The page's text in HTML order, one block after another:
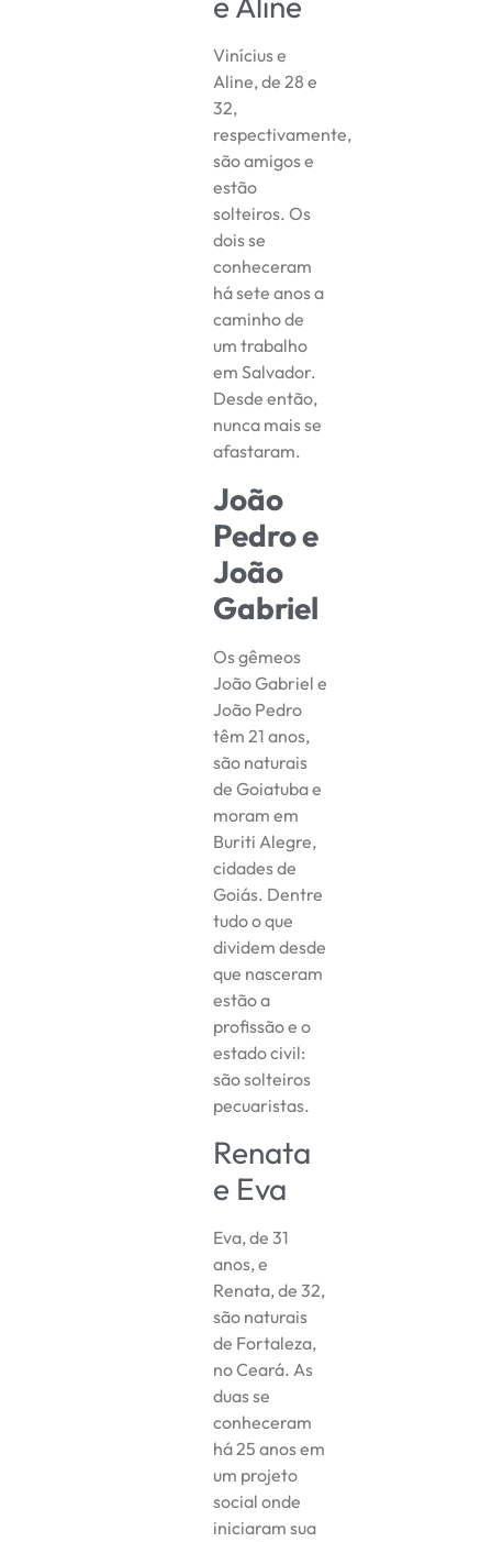
Vinícius e
Aline, de 28 e
32,
respectivamente,
são amigos e
estão
solteiros. Os
dois se
conheceram
há sete anos a
caminho de
um trabalho
em Salvador.
Desde então,
nunca mais se
afastaram.
João
Pedro e
João
Gabriel
Os gêmeos
João Gabriel e
João Pedro
têm 21 anos,
são naturais
de Goiatuba e
moram em
Buriti Alegre,
cidades de
Goiás. Dentre
tudo o que
dividem desde
que nasceram
estão a
profissão e o
estado civil:
são solteiros
pecuaristas.
Renata
e Eva
Eva, de 31
anos, e
Renata, de 32,
são naturais
de Fortaleza,
no Ceará. As
duas se
conheceram
há 25 anos em
um projeto
social onde
iniciaram sua